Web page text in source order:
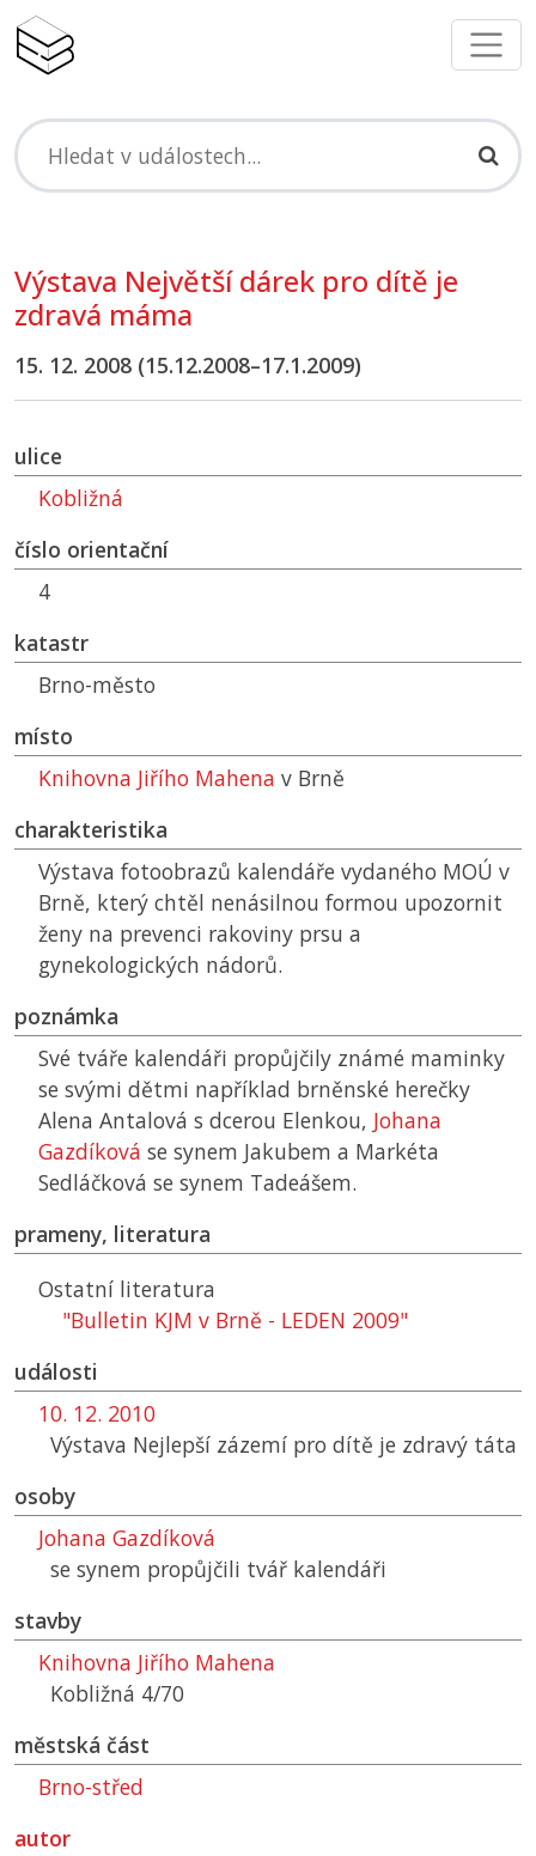
Výstava Největší dárek pro dítě je
zdravá máma
15. 12. 2008 (15.12.2008–17.1.2009)
ulice
Kobližná
číslo orientační
4
katastr
Brno-město
místo
Knihovna Jiřího Mahena v Brně
charakteristika
Výstava fotoobrazů kalendáře vydaného MOÚ v
Brně, který chtěl nenásilnou formou upozornit
ženy na prevenci rakoviny prsu a
gynekologických nádorů.
poznámka
Své tváře kalendáři propůjčily známé maminky
se svými dětmi například brněnské herečky
Alena Antalová s dcerou Elenkou, Johana
Gazdíková se synem Jakubem a Markéta
Sedláčková se synem Tadeášem.
prameny, literatura
Ostatní literatura
"Bulletin KJM v Brně - LEDEN 2009"
události
10. 12. 2010
Výstava Nejlepší zázemí pro dítě je zdravý táta
osoby
Johana Gazdíková
se synem propůjčili tvář kalendáři
stavby
Knihovna Jiřího Mahena
Kobližná 4/70
městská část
Brno-střed
autor